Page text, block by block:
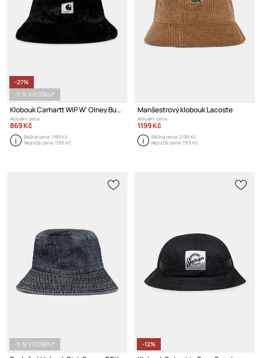
-27%
-5 % V KOŠÍKU*
Klobouk Carhartt WIP W' Olney Bucket Hat
Aktuální cena:
869 Kč
Běžná cena:1199 Kč
Nejnižší cena:1199 Kč
Manšestrový klobouk Lacoste
Aktuální cena:
1199 Kč
Běžná cena:2199 Kč
Nejnižší cena:1319 Kč
-5 % V KOŠÍKU* -12%